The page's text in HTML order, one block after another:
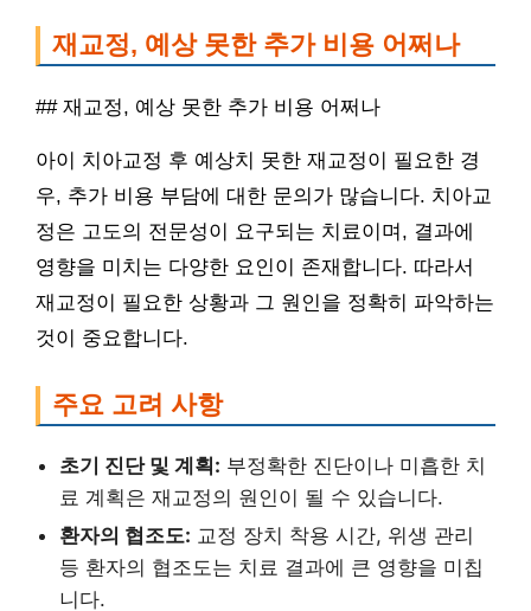
재교정, 예상 못한 추가 비용 어쩌나
## 재교정, 예상 못한 추가 비용 어쩌나
아이 치아교정 후 예상치 못한 재교정이 필요한 경
우, 추가 비용 부담에 대한 문의가 많습니다. 치아교
정은 고도의 전문성이 요구되는 치료이며, 결과에
영향을 미치는 다양한 요인이 존재합니다. 따라서
재교정이 필요한 상황과 그 원인을 정확히 파악하는
것이 중요합니다.
주요 고려 사항
초기 진단 및 계획: 부정확한 진단이나 미흡한 치
료 계획은 재교정의 원인이 될 수 있습니다.
환자의 협조도: 교정 장치 착용 시간, 위생 관리
등 환자의 협조도는 치료 결과에 큰 영향을 미칩
니다.